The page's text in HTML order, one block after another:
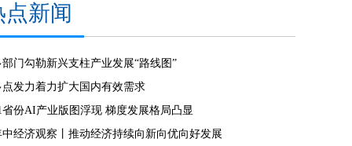
点新闻
部门勾勒新兴支柱产业发展“路线图”
点发力着力扩大国内有效需求
省份AI产业版图浮现 梯度发展格局凸显
中经济观察丨推动经济持续向新向优向好发展